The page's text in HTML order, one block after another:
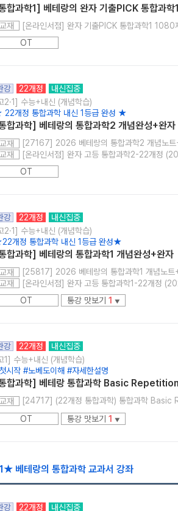
합과학1] 베테랑의 완자 기출PICK 통합과학
교재
OT
강 22개정
내신집중
2·1] 수능+내신 (개념학습)
개정 통합과학 내신 1등급 완성 ★
합과학] 베테랑의 통합과학2 개념완성+완자
교재
교재
OT
강 22개정
내신집중
2·1] 수능+내신 (개념학습)
개정 통합과학 내신 1등급 완성★
합과학] 베테랑의 통합과학1 개념완성+완자
교재
교재
OT
통강 맛보기 1 ▼
강 22개정
내신집중
1] 수능+내신 (개념학습)
시작 #노베도이해 #자세한설명
합과학] 베테랑 통합과학 Basic
교재
OT
통강 맛보기 1 ▼
베테랑의 통합과학 교과서 강좌
강 22개정 내신집중